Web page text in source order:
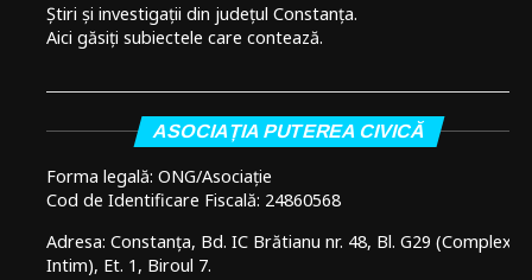
Știri și investigații din județul Constanța.
Aici găsiți subiectele care contează.
ASOCIAȚIA PUTEREA CIVICĂ
Forma legală: ONG/Asociație
Cod de Identificare Fiscală: 24860568
Adresa: Constanța, Bd. IC Brătianu nr. 48, Bl. G29 (Complex
Intim), Et. 1, Biroul 7.